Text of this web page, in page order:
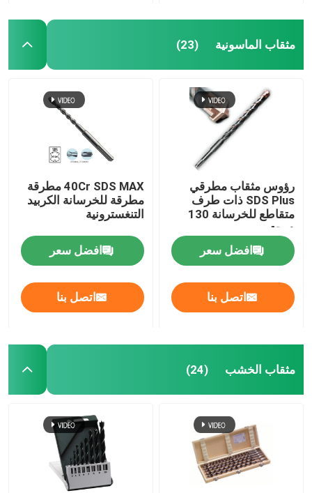
مثقاب الماسونية (23)
رؤوس مثقاب مطرقي
SDS Plus ذات طرف
متقاطع للخرسانة 130
درجة
افضل سعر
اتصل بنا
40Cr SDS MAX مطرقة
مطرقة للخرسانة الكربيد
التنغسترونية
افضل سعر
اتصل بنا
مثقاب الخشب (24)